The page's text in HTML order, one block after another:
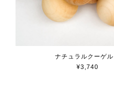
ナチュラルクーゲル
¥3,740